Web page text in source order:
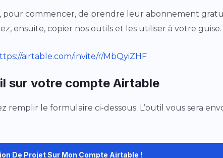
pour commencer, de prendre leur abonnement
ensuite, copier nos outils et les utiliser à votre guise.
airtable.com/invite/r/MbQyiZHF
sur votre compte Airtable
le formulaire ci-dessous. L’outil vous sera
De Projet Sur Mon Compte Airtable !